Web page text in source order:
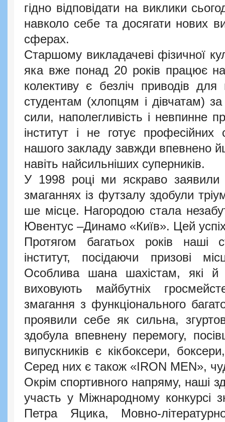
гідно відповідати на виклики
навколо себе та досягати нових
сферах.
Старшому викладачеві фізичної
яка вже понад 20 років працює
колективу є безліч приводів
студентам (хлопцям і дівчатам) за
сили, наполегливість і невпинне
інститут і не готує професійних
нашого закладу завжди впевнено
навіть найсильніших суперників.
У 1998 році ми яскраво
змаганнях із футзалу здобули
ше місце. Нагородою стала
Ювентус –Динамо «Київ». Цей
Протягом багатьох років наші
інститут, посідаючи призові
Особлива шана шахістам, які й
виховують майбутніх
змагання з функціонального
проявили себе як сильна,
здобула впевнену перемогу,
випускників є кікбоксери,
Серед них є також «IRON MEN»,
Окрім спортивного напряму, наші
участь у Міжнародному конкурсі
Петра Яцика, Мовно-